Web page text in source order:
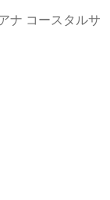
ナ コースタルサ